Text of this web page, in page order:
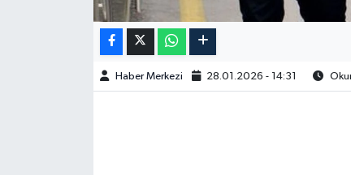
Haber Merkezi 28.01.2026 - 14:31